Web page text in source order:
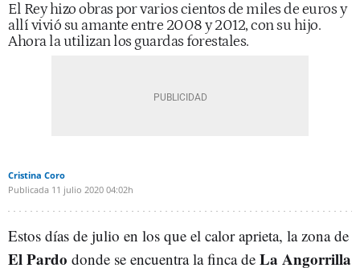
El Rey hizo obras por varios cientos de miles de euros y
allí vivió su amante entre 2008 y 2012, con su hijo.
Ahora la utilizan los guardas forestales.
Cristina Coro
Publicada 11 julio 2020 04:02h
Estos días de julio en los que el calor aprieta, la zona de
El Pardo donde se encuentra la finca de La Angorrilla